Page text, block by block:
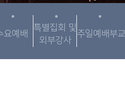
요예배
특별집회 및
외부강사
주일예배부